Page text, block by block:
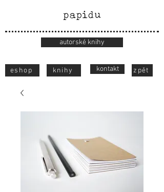
autorské knihy
eshop knihy kontakt zpět